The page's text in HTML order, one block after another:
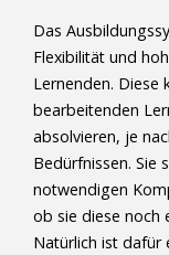
Das
Flexibilität und
Lernenden. Diese
bearbeitenden
absolvieren, je
Bedürfnissen. Sie
notwendigen
ob sie diese noch
Natürlich ist dafür